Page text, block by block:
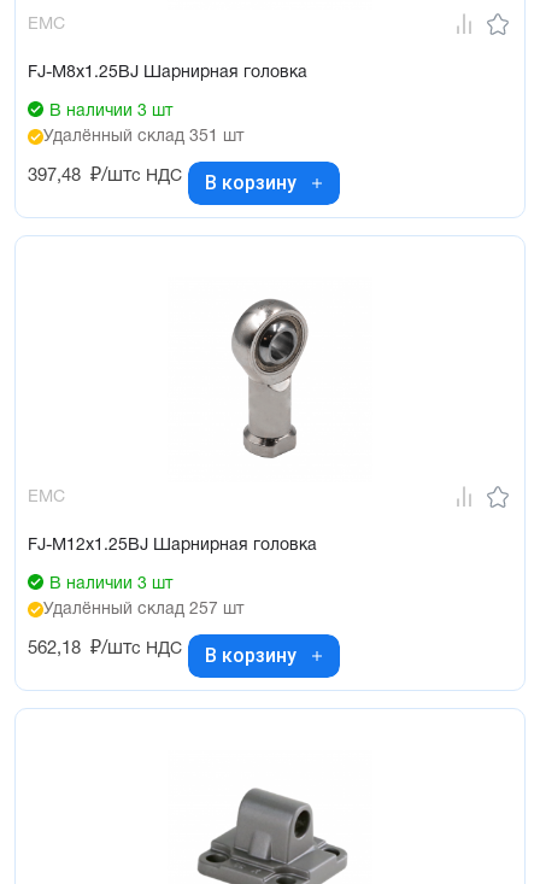
EMC
FJ-M8x1.25BJ Шарнирная головка
В наличии 3 шт
Удалённый склад 351 шт
397,48 ₽/штс НДС В корзину
EMC
FJ-M12x1.25BJ Шарнирная головка
В наличии 3 шт
Удалённый склад 257 шт
562,18 ₽/штс НДС В корзину